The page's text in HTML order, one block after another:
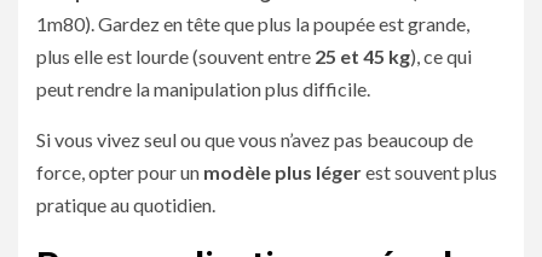
1m80). Gardez en tête que plus la poupée est grande,
plus elle est lourde (souvent entre 25 et 45 kg), ce qui
peut rendre la manipulation plus difficile.
Si vous vivez seul ou que vous n’avez pas beaucoup de
force, opter pour un modèle plus légerest souvent plus
pratique au quotidien.